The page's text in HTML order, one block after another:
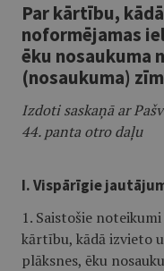
Par kārtību,
noformējamas
ēku nosaukuma
(nosaukuma)
Izdoti saskaņā ar
44. panta otro daļu
I. Vispārīgie
1. Saistošie
kārtību, kādā izvieto
plāksnes, ēku